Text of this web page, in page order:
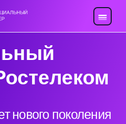
нового поколения